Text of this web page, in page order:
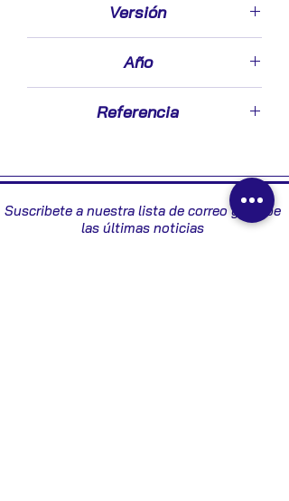
Versión
Año
Referencia
Suscribete a nuestra lista de correo y recibe
las últimas noticias